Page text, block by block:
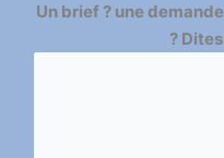
Un brief ? une
?